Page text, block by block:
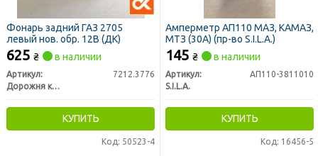
Фонарь задний ГАЗ 2705
левый нов. обр. 12В (ДК)
625 ₴ в наличии
Артикул:
7212.3776
Дорожня карта
КУПИТЬ
Код: 50523-4
Амперметр АП110 МАЗ, КАМАЗ,
МТЗ (30А) (пр-во S.I.L.A.)
145 ₴ в наличии
Артикул:
АП110-3811010
S.I.L.A.
КУПИТЬ
Код: 16456-5